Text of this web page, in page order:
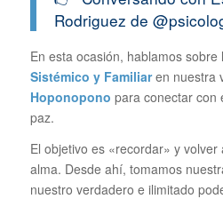
Rodriguez de
En esta ocasión, hablamos
Sistémico y Familiaren nuestra
Hoponopono para conectar con
paz.
El objetivo es «recordar» y volver
alma. Desde ahí, tomamos
nuestro verdadero e ilimitado